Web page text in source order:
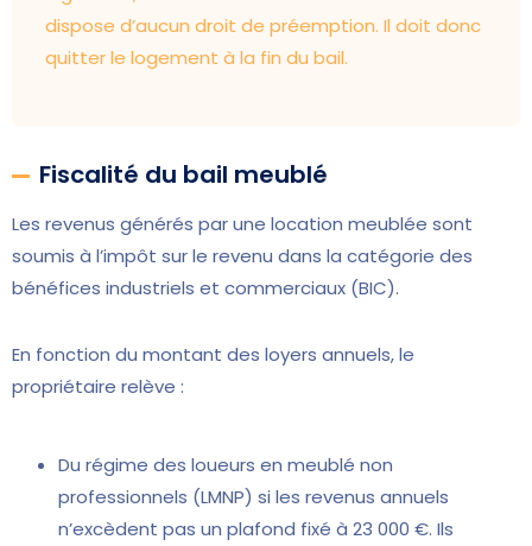
dispose d’aucun droit de préemption. Il doit donc
quitter le logement à la fin du bail.
Fiscalité du bail meublé
Les revenus générés par une location meublée sont
soumis à l’impôt sur le revenu dans la catégorie des
bénéfices industriels et commerciaux (BIC).
En fonction du montant des loyers annuels, le
propriétaire relève :
Du régime des loueurs en meublé non
professionnels (LMNP) si les revenus annuels
n’excèdent pas un plafond fixé à 23 000 €. Ils